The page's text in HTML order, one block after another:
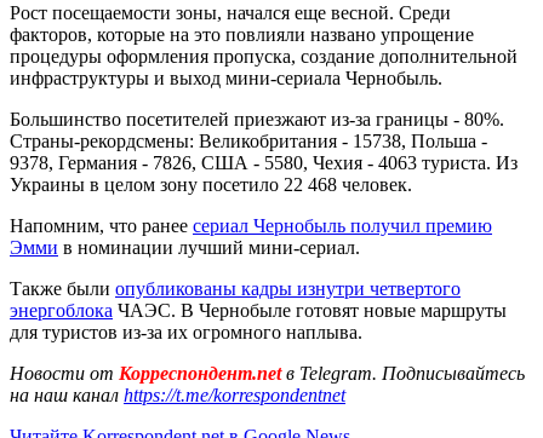
Рост посещаемости зоны, начался еще весной. Среди
факторов, которые на это повлияли названо упрощение
процедуры оформления пропуска, создание дополнительной
инфраструктуры и выход мини-сериала Чернобыль.
Большинство посетителей приезжают из-за границы - 80%.
Страны-рекордсмены: Великобритания - 15738, Польша -
9378, Германия - 7826, США - 5580, Чехия - 4063 туриста. Из
Украины в целом зону посетило 22 468 человек.
Напомним, что ранее сериал Чернобыль получил премию
Эмми в номинации лучший мини-сериал.
Также были опубликованы кадры изнутри четвертого
энергоблока ЧАЭС. В Чернобыле готовят новые маршруты
для туристов из-за их огромного наплыва.
Новости от Корреспондент.netв Telegram. Подписывайтесь
на наш канал https://t.me/korrespondentnet